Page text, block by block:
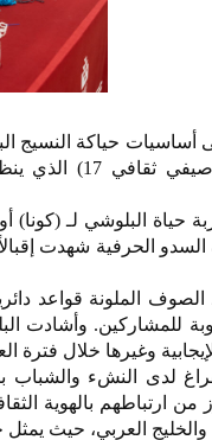
حياكة النسيج
أكواب جميلة وعملية،
حياة البلوشي لـ
الحرفية شهدت
الملونة قواعد
للمشاركين. وأشادت
وغيرها خلال فترة
لدى النشء والشباب
من ارتباطهم بالهوية
العربي، حيث يمثل